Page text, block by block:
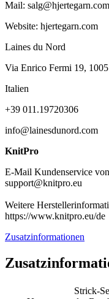
Mail: salg@hjertegarn.com
Website: hjertegarn.com
Laines du Nord
Via Enrico Fermi 19,
Italien
+39 011.19720306
info@lainesdunord.com
KnitPro
E-Mail Kundenservice
support@knitpro.eu
Weitere
https://www.knitpro.eu/de
Zusatzinformationen
Strick-